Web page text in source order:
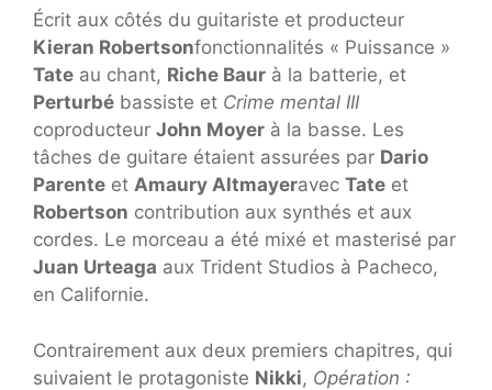
Écrit aux côtés du guitariste et producteur
Kieran Robertsonfonctionnalités « Puissance »
Tate au chant, Riche Baur à la batterie, et
Perturbé bassiste et Crime mental III
coproducteur John Moyer à la basse. Les
tâches de guitare étaient assurées par Dario
Parente et Amaury Altmayeravec Tate et
Robertson contribution aux synthés et aux
cordes. Le morceau a été mixé et masterisé par
Juan Urteaga aux Trident Studios à Pacheco,
en Californie.
Contrairement aux deux premiers chapitres, qui
suivaient le protagoniste Nikki, Opération :